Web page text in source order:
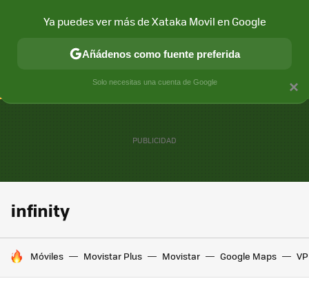
CONECTIVIDAD MÓVIL Y SOCIEDAD APLICACIONES
infinity
HOY SE HABLA DE
Móviles Movistar Plus Movistar Google Maps
×
Ya puedes ver más de Xataka Movil en Google
Añádenos como fuente preferida
Solo necesitas una cuenta de Google